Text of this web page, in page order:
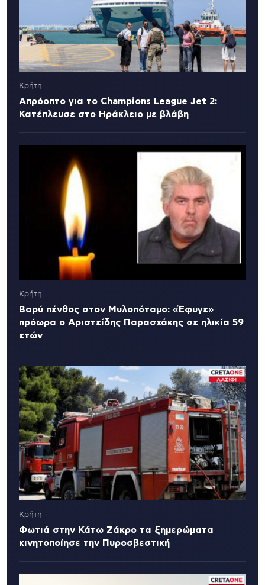
Κρήτη
Απρόοπτο για το Champions League Jet 2:
Κατέπλευσε στο Ηράκλειο με βλάβη
Κρήτη
Βαρύ πένθος στον Μυλοπόταμο: «Έφυγε»
πρόωρα ο Αριστείδης Παρασχάκης σε ηλικία 59
ετών
Κρήτη
Φωτιά στην Κάτω Ζάκρο τα ξημερώματα
κινητοποίησε την Πυροσβεστική